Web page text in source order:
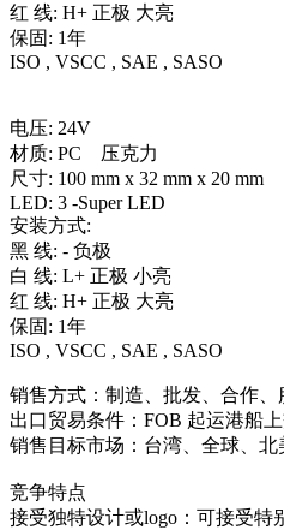
红 线: H+ 正
保固:
ISO , VSCC , SAE ,
电压: 24V
材质: PC 压克力
尺寸: 100 mm x 32 mm x 20 mm
LED: 3 -Super LED
安装方式:
黑 线: - 负极
白 线: L+ 正极 小亮
红 线: H+ 正极 大亮
保固: 1年
ISO , VSCC , SAE , SASO
销售方式：制造、批发、合作
出口贸易条件：FOB 起运港船
销售目标市场：台湾、全球、北
竞争特点
接受独特设计或logo：可接受特